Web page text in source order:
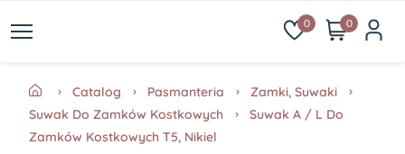
0 0
Catalog Pasmanteria
Zamki, Suwaki
Suwak Do Zamków Kostkowych
Suwak A / L Do
Zamków Kostkowych T5, Nikiel